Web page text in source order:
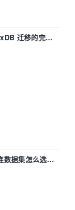
迁移的完整
数据集怎么选，